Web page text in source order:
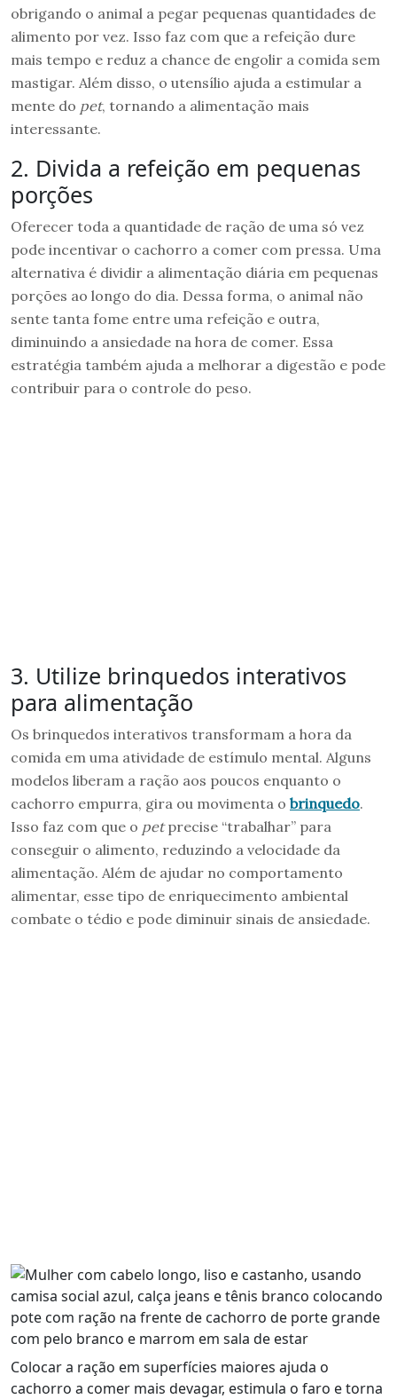
obrigando o animal a pegar pequenas quantidades de
alimento por vez. Isso faz com que a refeição dure
mais tempo e reduz a chance de engolir a comida sem
mastigar. Além disso, o utensílio ajuda a estimular a
mente do pet, tornando a alimentação mais
interessante.
2. Divida a refeição em pequenas
porções
Oferecer toda a quantidade de ração de uma só vez
pode incentivar o cachorro a comer com pressa. Uma
alternativa é dividir a alimentação diária em pequenas
porções ao longo do dia. Dessa forma, o animal não
sente tanta fome entre uma refeição e outra,
diminuindo a ansiedade na hora de comer. Essa
estratégia também ajuda a melhorar a digestão e pode
contribuir para o controle do peso.
3. Utilize brinquedos interativos
para alimentação
Os brinquedos interativos transformam a hora da
comida em uma atividade de estímulo mental. Alguns
modelos liberam a ração aos poucos enquanto o
cachorro empurra, gira ou movimenta o brinquedo.
Isso faz com que o petprecise “trabalhar” para
conseguir o alimento, reduzindo a velocidade da
alimentação. Além de ajudar no comportamento
alimentar, esse tipo de enriquecimento ambiental
combate o tédio e pode diminuir sinais de ansiedade.
Colocar a ração em superfícies maiores ajuda o
cachorro a comer mais devagar, estimula o faro e torna